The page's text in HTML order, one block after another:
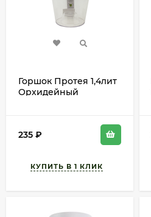
Горшок Протея 1,4лит
Орхидейный
235 ₽